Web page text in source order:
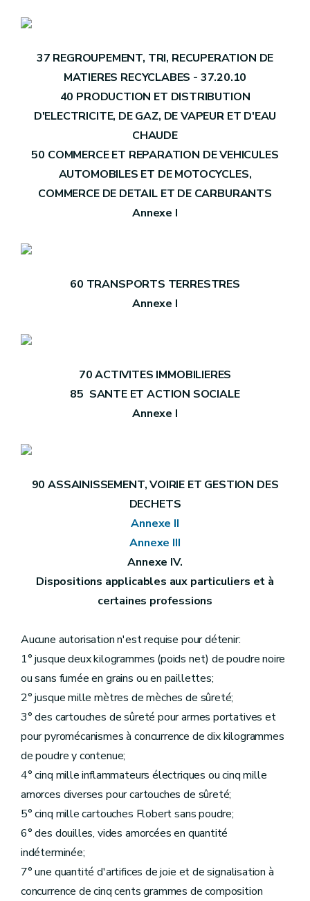
37 REGROUPEMENT, TRI, RECUPERATION DE
MATIERES RECYCLABES - 37.20.10
40 PRODUCTION ET DISTRIBUTION
D'ELECTRICITE, DE GAZ, DE VAPEUR ET D'EAU
CHAUDE
50 COMMERCE ET REPARATION DE VEHICULES
AUTOMOBILES ET DE MOTOCYCLES,
COMMERCE DE DETAIL ET DE CARBURANTS
Annexe I
60 TRANSPORTS TERRESTRES
Annexe I
70 ACTIVITES IMMOBILIERES
85 SANTE ET ACTION SOCIALE
Annexe I
90 ASSAINISSEMENT, VOIRIE ET GESTION DES
DECHETS
Annexe II
Annexe III
Annexe IV.
Dispositions applicables aux particuliers et à
certaines professions
Aucune autorisation n'est requise pour détenir:
1° jusque deux kilogrammes (poids net) de poudre noire
ou sans fumée en grains ou en paillettes;
2° jusque mille mètres de mèches de sûreté;
3° des cartouches de sûreté pour armes portatives et
pour pyromécanismes à concurrence de dix kilogrammes
de poudre y contenue;
4° cinq mille inflammateurs électriques ou cinq mille
amorces diverses pour cartouches de sûreté;
5° cinq mille cartouches Flobert sans poudre;
6° des douilles, vides amorcées en quantité
indéterminée;
7° une quantité d'artifices de joie et de signalisation à
concurrence de cinq cents grammes de composition